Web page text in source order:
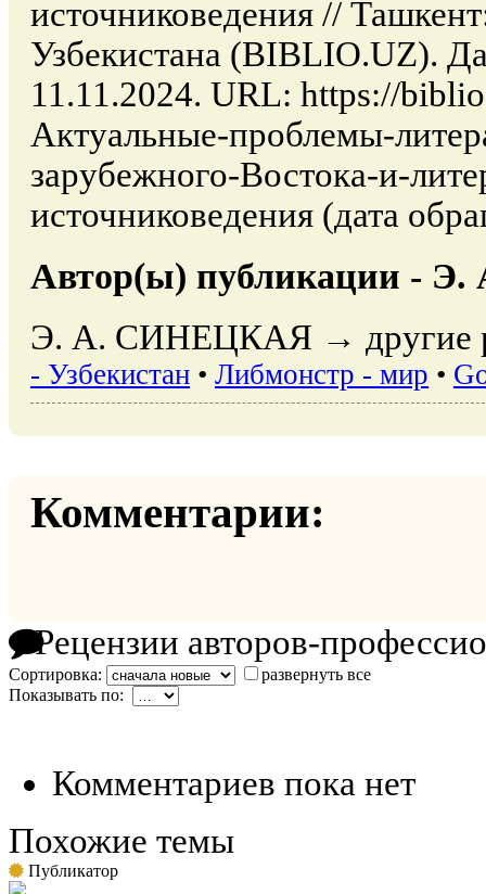
источниковедения //
Узбекистана (BIBLIO.UZ).
11.11.2024. URL: https://
Актуальные-проблемы-
зарубежного-Востока-и-
источниковедения (дата
Автор(ы) публикации -
Э. А. СИНЕЦКАЯ → другие
- Узбекистан • Либмонстр - мир •
Комментарии:
Рецензии авторов-
Сортировка:
развернуть все
Показывать по:
Комментариев пока нет
Похожие темы
Публикатор